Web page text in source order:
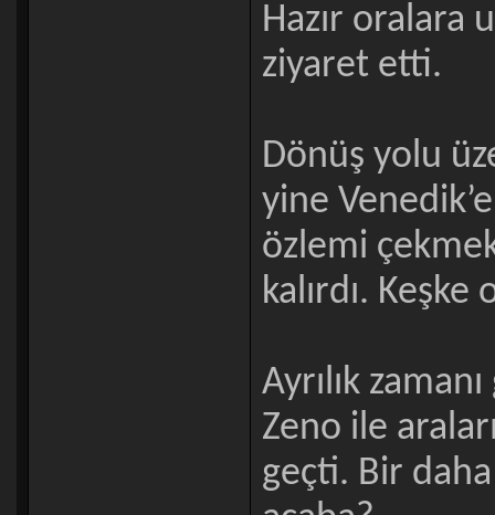
Hazır oralara
ziyaret etti.
Dönüş yolu
yine
özlemi
kalırdı.
Ayrılık
Zeno ile
geçti. Bir